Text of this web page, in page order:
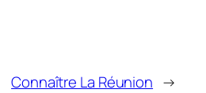
Connaître La Réunion →